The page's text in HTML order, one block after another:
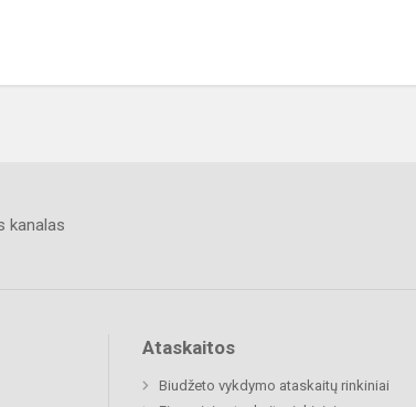
kanalas
Ataskaitos
Biudžeto vykdymo ataskaitų rinkiniai